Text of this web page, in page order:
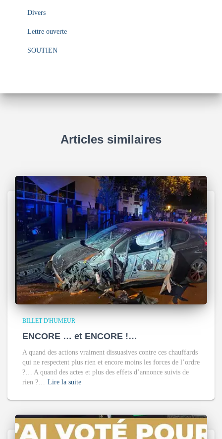
Divers
Lettre ouverte
SOUTIEN
Articles similaires
BILLET D'HUMEUR
ENCORE … et ENCORE !…
A quand des actions vraiment dissuasives contre ces chauffards
qui ne respectent plus rien et encore moins les forces de l’ordre
?… A quand des actes et plus des effets d’annonce suivis de
rien ?…
Lire la suite